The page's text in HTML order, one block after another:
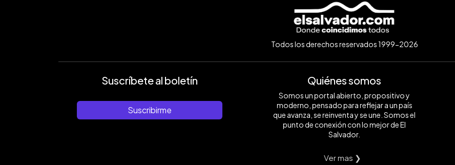
Todos los derechos reservados 1999-2026
Suscríbete al boletín
Suscribirme
Quiénes somos
Somos un portal abierto, propositivo y
moderno, pensado para reflejar a un país
que avanza, se reinventa y se une. Somos el
punto de conexión con lo mejor de El
Salvador.
Ver mas ❯